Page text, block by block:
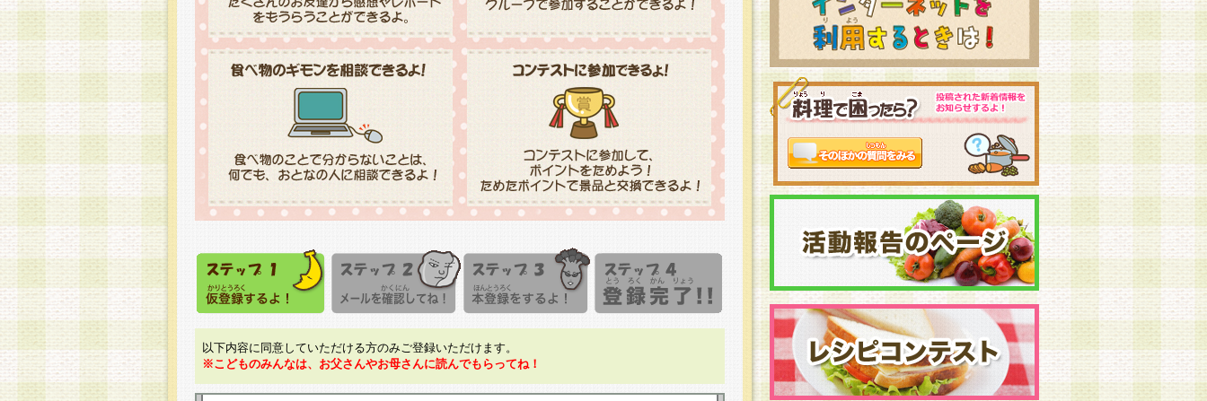
以下内容に同意していただける方のみご登録いただけます。
※こどものみんなは、お父さんやお母さんに読んでもらってね！